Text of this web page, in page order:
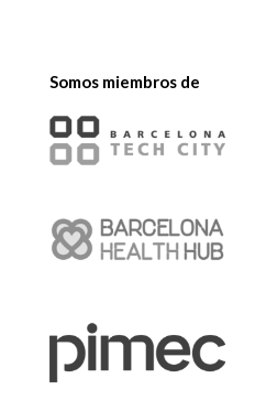
Somos miembros de